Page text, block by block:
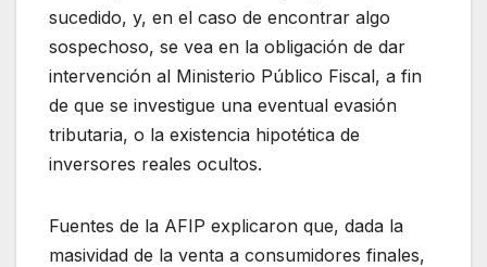
sucedido, y, en el caso de encontrar algo
sospechoso, se vea en la obligación de dar
intervención al Ministerio Público Fiscal, a fin
de que se investigue una eventual evasión
tributaria, o la existencia hipotética de
inversores reales ocultos.
Fuentes de la AFIP explicaron que, dada la
masividad de la venta a consumidores finales,